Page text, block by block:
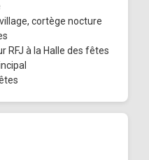
cortège nocture
RFJ à la Halle des fêtes